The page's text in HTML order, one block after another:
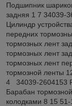
Подшипник
задняя 1 7 34039-
Цилиндр
передних
тормозных лент
тормозных лент
тормозных лент
тормозной ленты
4 34039-2604153
Барабан
колодками 8 15